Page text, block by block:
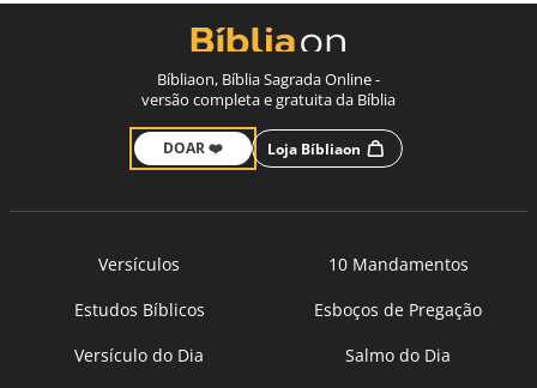
Bíbliaon, Bíblia Sagrada Online -
versão completa e gratuita da Bíblia
DOAR ❤️ Loja Bíbliaon
Versículos
10 Mandamentos
Estudos Bíblicos
Esboços de Pregação
Versículo do Dia
Salmo do Dia